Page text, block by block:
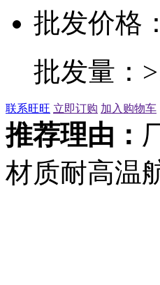
批发价格
批发量：
联系旺旺 立即订购 加入购物车
推荐理由：
材质耐高温